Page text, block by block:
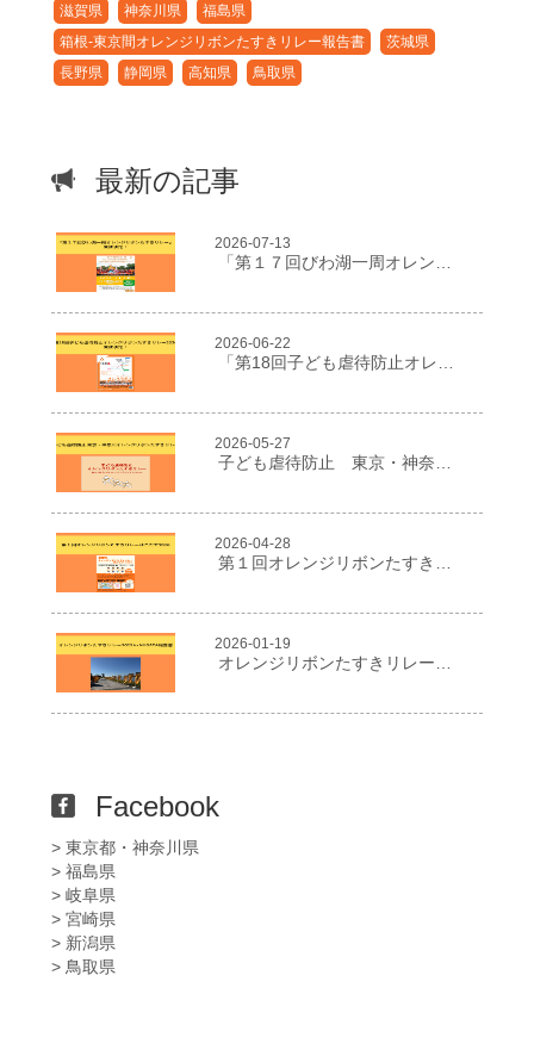
滋賀県
神奈川県
福島県
箱根-東京間オレンジリボンたすきリレー報告書
茨城県
長野県
静岡県 高知県 鳥取県
最新の記事
2026-07-13
2026-06-22
2026-05-27
2026-04-28
2026-01-19
Facebook
> 東京都・神奈川県
> 福島県
> 岐阜県
> 宮崎県
> 新潟県
> 鳥取県